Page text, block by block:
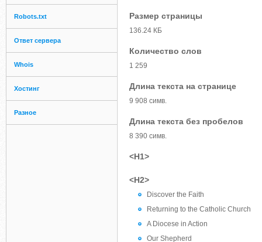
Robots.txt
Ответ сервера
Whois
Хостинг
Разное
Размер страницы
136.24 КБ
Количество слов
1 259
Длина текста на странице
9 908 симв.
Длина текста без пробелов
8 390 симв.
<H1>
<H2>
Discover the Faith
Returning to the Catholic Church
A Diocese in Action
Our Shepherd